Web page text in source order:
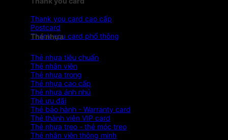
Thank you card cao cấp
Postcard
Thank you card phổ thông
Thẻ nhựa
Thẻ nhựa tiêu chuẩn
Thẻ nhân viên
Thẻ nhựa trong
Thẻ nhựa cao cấp
Thẻ nhựa ánh nhủ
Thẻ ưu đãi
Thẻ bảo hành - Warranty card
Thẻ thành viên VIP card
Thẻ nhựa treo - thẻ móc treo
Thẻ nhân viên thông minh